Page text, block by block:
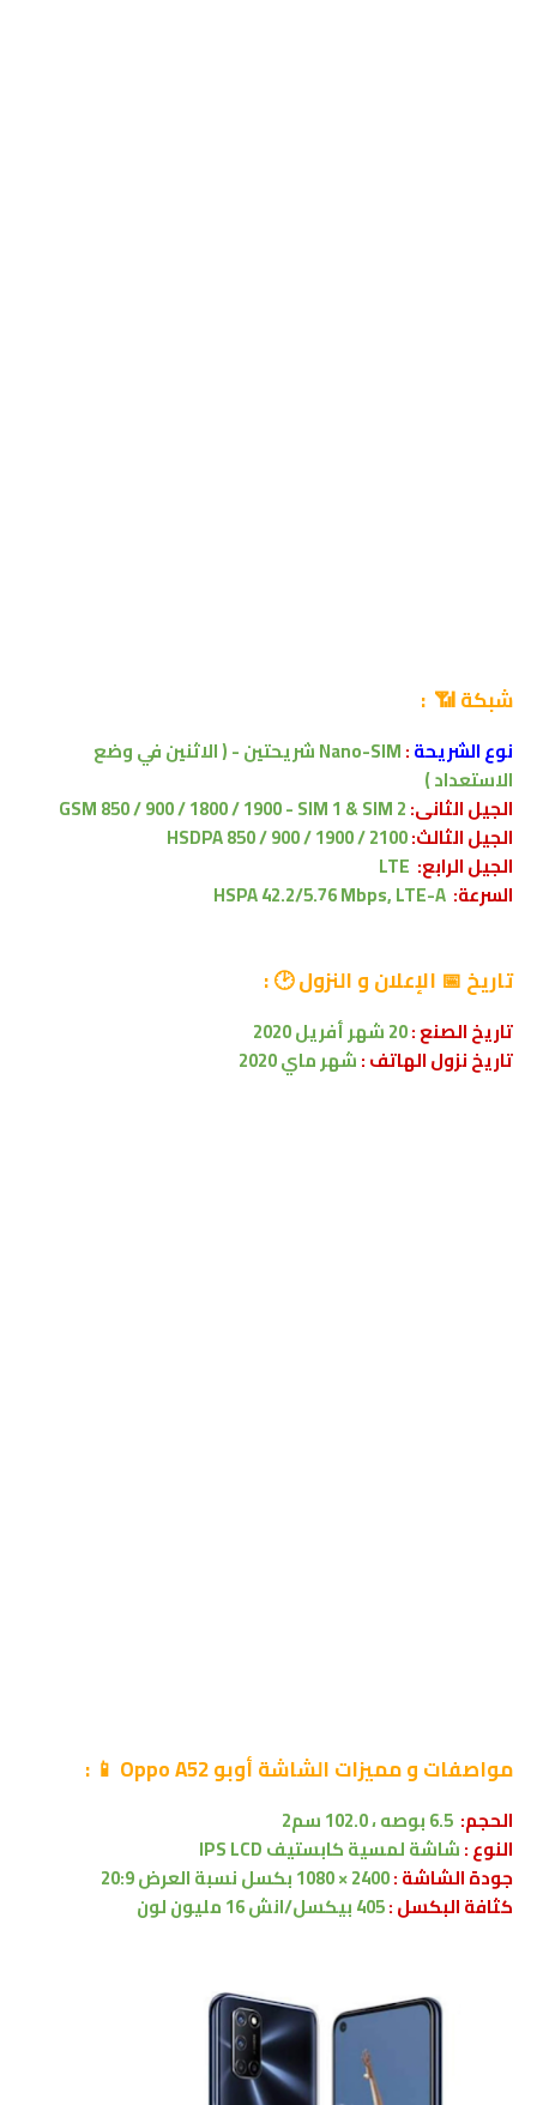
شبكة 📶 :
نوع الشريحة:
Nano-SIMشريحتين-( الاثنين في وضع
الاستعداد )
الجيل الثانى:GSM 850 / 900 / 1800 / 1900 - SIM 1 & SIM 2
الجيل الثالث:HSDPA 850 / 900 / 1900 / 2100
الجيل الرابع: LTE
السرعة: HSPA 42.2/5.76 Mbps, LTE-A
تاريخ📅 الإعلان و النزول 🕑:
تاريخ الصنع :20شهر أفريل 2020
تاريخ نزول الهاتف :شهر ماي 2020
مواصفاتو مميزات الشاشةأوبو Oppo A52 📱
:
الحجم: ،102.0 سم2
النوع :شاشة لمسيةكابستيفIPS LCD
جودة الشاشة :2400 × 1080 بكسل
نسبة العرض 20:9
كثافة البكسل :405 بيكسل/انش 16 مليون لون